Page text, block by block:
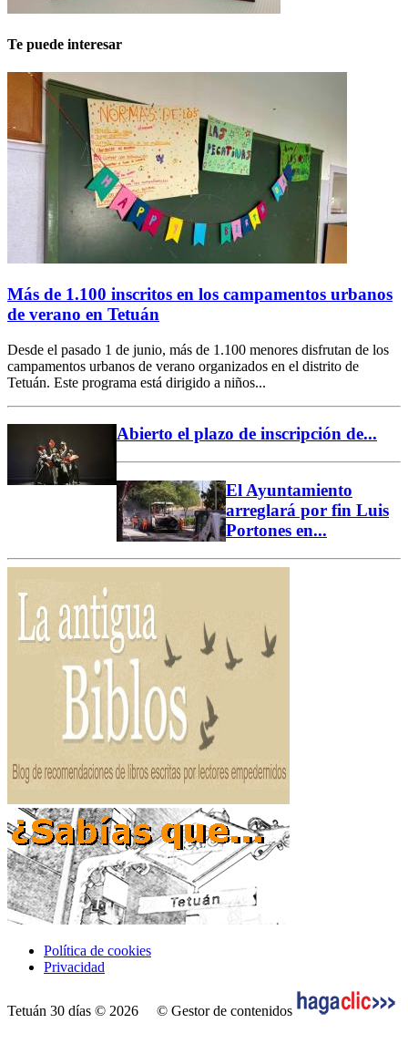
Te puede interesar
Más de 1.100 inscritos en los campamentos urbanos
de verano en Tetuán
Desde el pasado 1 de junio, más de 1.100 menores disfrutan de los
campamentos urbanos de verano organizados en el distrito de
Tetuán. Este programa está dirigido a niños...
Abierto el plazo de inscripción de...
El Ayuntamiento
arreglará por fin Luis
Portones en...
Política de cookies
Privacidad
Tetuán 30 días © 2026 © Gestor de contenidos